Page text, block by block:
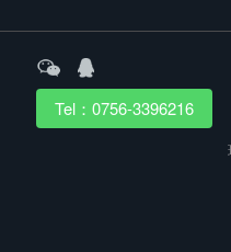
Tel：0756-3396216